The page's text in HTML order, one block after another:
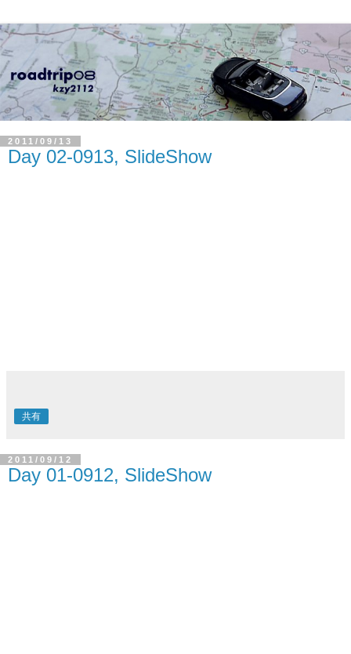
2011/09/13
Day 02-0913, SlideShow
共有
2011/09/12
Day 01-0912, SlideShow